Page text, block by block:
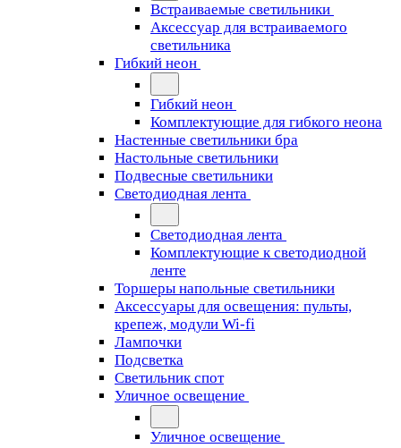
Встраиваемые светильники
Аксессуар для встраиваемого
светильника
Гибкий неон
Гибкий неон
Комплектующие для гибкого неона
Настенные светильники бра
Настольные светильники
Подвесные светильники
Светодиодная лента
Светодиодная лента
Комплектующие к светодиодной
ленте
Торшеры напольные светильники
Аксессуары для освещения: пульты,
крепеж, модули Wi-fi
Лампочки
Подсветка
Светильник спот
Уличное освещение
Уличное освещение